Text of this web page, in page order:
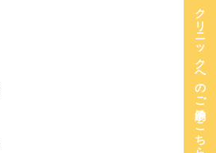
クリニックへのご予約はこちら